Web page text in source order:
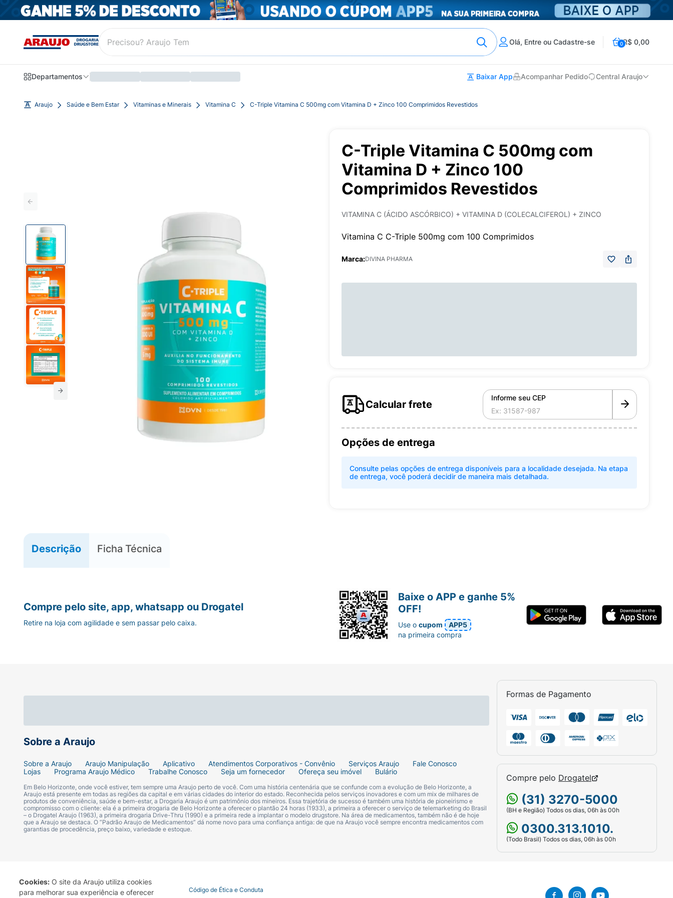
Cookies: O site da Araujo utiliza cookies
para melhorar sua experiência e oferecer
Olá, Entre ou Cadastre-se 0R$ 0,00
Departamentos Baixar App Acompanhar Pedido Central Araujo
Araujo Saúde e Bem Estar Vitaminas e Minerais Vitamina C C-Triple Vitamina C 500mg com Vitamina D + Zinco 100 Comprimidos Revestidos
C-Triple Vitamina C 500mg com
Vitamina D + Zinco 100
Comprimidos Revestidos
VITAMINA C (ÁCIDO ASCÓRBICO) + VITAMINA D (COLECALCIFEROL) + ZINCO
Vitamina C C-Triple 500mg com 100 Comprimidos
Marca:DIVINA PHARMA
Calcular frete
Informe seu CEP
Opções de entrega
Consulte pelas opções de entrega disponíveis para a localidade desejada. Na etapa
de entrega, você poderá decidir de maneira mais detalhada.
Descrição Ficha Técnica
Sobre a Araujo
Sobre a Araujo Araujo Manipulação Aplicativo Atendimentos Corporativos - Convênio Serviços Araujo
Fale Conosco
Lojas
Programa Araujo Médico Trabalhe Conosco Seja um fornecedor Ofereça seu imóvel Bulário
Em Belo Horizonte, onde você estiver, tem sempre uma Araujo perto de você. Com uma história centenária que se confunde com a evolução de Belo Horizonte, a
Araujo está presente em todas as regiões da capital e em várias cidades do interior do estado. Reconhecida pelos serviços inovadores e com um mix de milhares de
produtos de conveniência, saúde e bem-estar, a Drogaria Araujo é um patrimônio dos mineiros. Essa trajetória de sucesso é também uma história de pioneirismo e
compromisso com o cliente: ela é a primeira drogaria de Belo Horizonte a oferecer o plantão 24 horas (1933), a primeira a oferecer o serviço de telemarketing do Brasil
– o Drogatel Araujo (1963), a primeira drogaria Drive-Thru (1990) e a primeira rede a implantar o modelo drugstore. Na área de medicamentos, também não é de hoje
que a Araujo se destaca. O “Padrão Araujo de Medicamentos” dá nome novo para uma confiança antiga: de que na Araujo você sempre encontra medicamentos com
garantias de procedência, preço baixo, variedade e estoque.
Formas de Pagamento
Compre pelo Drogatel
(31) 3270-5000
(BH e Região) Todos os dias, 06h às 00h
0300.313.1010.
(Todo Brasil) Todos os dias, 06h às 00h
Compre pelo site, app, whatsapp ou Drogatel
Retire na loja com agilidade e sem passar pelo caixa.
Baixe o APP e ganhe 5%
OFF!
Use ocupom
APP5
na primeira compra
Termo de Uso Portal da Privacidade Covid-19 Código de Ética e Conduta